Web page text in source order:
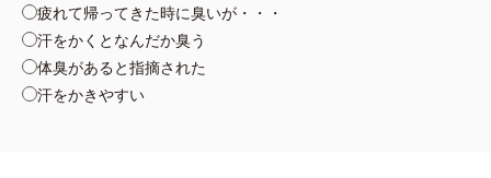
疲れて帰ってきた時に臭いが・・・
汗をかくとなんだか臭う
体臭があると指摘された
汗をかきやすい